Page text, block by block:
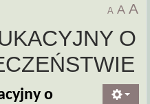
A A A
O
o